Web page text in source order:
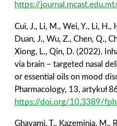
https://
Cui, J., Li, M., Wei, Y., Li, H.,
Duan, J., Wu, Z., Chen, Q.,
Xiong, L., Qin, D. (2022).
via brain – targeted nasal
or essential oils on mood
Pharmacology, 13, artykuł
https://doi.org/10.3389/
Ghavami, T., Kazeminia, M.,